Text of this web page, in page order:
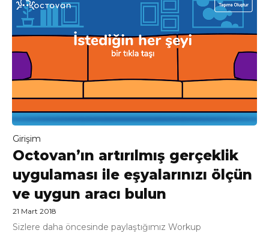
Girişim
Octovan’ın artırılmış gerçeklik
uygulaması ile eşyalarınızı ölçün
ve uygun aracı bulun
21 Mart 2018
Sizlere daha öncesinde paylaştığımız Workup